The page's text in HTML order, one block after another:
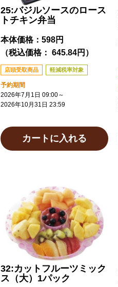
25:バジルソースのロース
トチキン弁当
本体価格：598円
（税込価格： 645.84円）
店頭受取商品 軽減税率対象
予約期間
2026年7月1日 09:00～
2026年10月31日 23:59
カートに入れる
32:カットフルーツミック
ス（大）1パック